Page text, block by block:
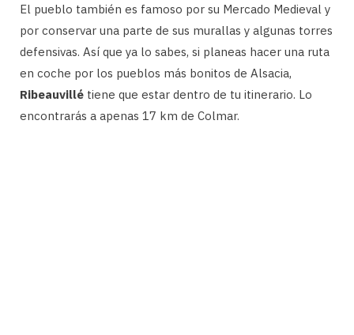
El pueblo también es famoso por su Mercado Medieval y
por conservar una parte de sus murallas y algunas torres
defensivas. Así que ya lo sabes, si planeas hacer una ruta
en coche por los pueblos más bonitos de Alsacia,
Ribeauvillé tiene que estar dentro de tu itinerario. Lo
encontrarás a apenas 17 km de Colmar.